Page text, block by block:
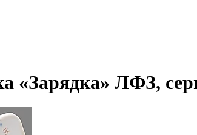
«Зарядка» ЛФЗ,